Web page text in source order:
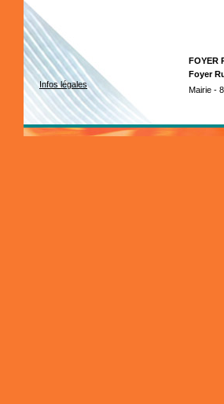
Infos légales
FOYER
Foyer
Mairie -